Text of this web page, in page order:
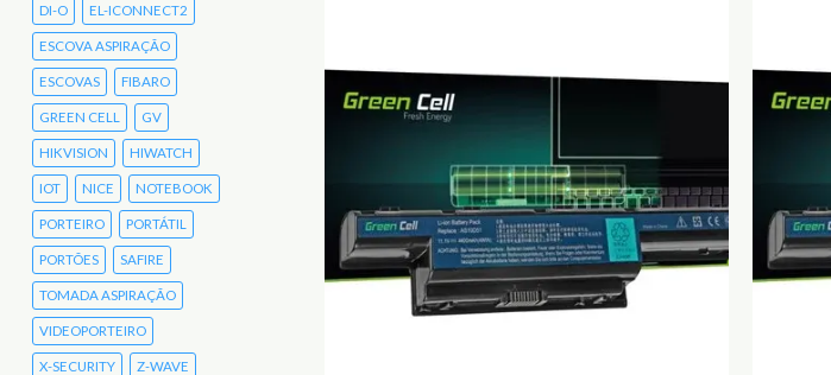
DI-O EL-ICONNECT2
ESCOVA ASPIRAÇÃO
ESCOVAS FIBARO
GREEN CELL GV
HIKVISION HIWATCH
IOT NICE NOTEBOOK
PORTEIRO PORTÁTIL
PORTÕES SAFIRE
TOMADA ASPIRAÇÃO
VIDEOPORTEIRO
X-SECURITY Z-WAVE